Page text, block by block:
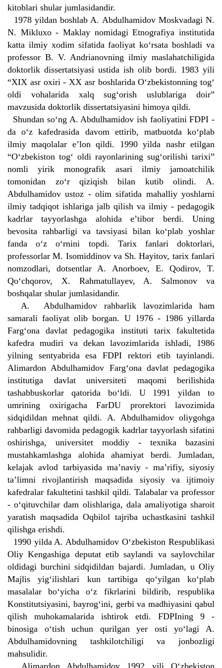
kitoblari shular jumlasidandir.
1978 yildan boshlab A. Abdulhamidov Moskvadagi N.
N. Mikluxo - Maklay nomidagi Etnografiya institutida
katta ilmiy xodim sifatida faoliyat ko‘rsata boshladi va
professor B. V. Andrianovning ilmiy maslahatchiligida
doktorlik dissertatsiyasi ustida ish olib bordi. 1983 yili
“XIX asr oxiri - XX asr boshlarida O‘zbekistonning tog‘
oldi vohalarida xalq sug‘orish uslublariga doir”
mavzusida doktorlik dissertatsiyasini himoya qildi.
Shundan so‘ng A. Abdulhamidov ish faoliyatini FDPI -
da o‘z kafedrasida davom ettirib, matbuotda ko‘plab
ilmiy maqolalar e’lon qildi. 1990 yilda nashr etilgan
“O‘zbekiston tog‘ oldi rayonlarining sug‘orilishi tarixi”
nomli yirik monografik asari ilmiy jamoatchilik
tomonidan zo‘r qiziqish bilan kutib olindi. A.
Abdulhamidov ustoz - olim sifatida mahalliy yoshlarni
ilmiy tadqiqot ishlariga jalb qilish va ilmiy - pedagogik
kadrlar tayyorlashga alohida e’tibor berdi. Uning
bevosita rahbarligi va tavsiyasi bilan ko‘plab yoshlar
fanda o‘z o‘rnini topdi. Tarix fanlari doktorlari,
professorlar M. Isomiddinov va Sh. Hayitov, tarix fanlari
nomzodlari, dotsentlar A. Anorboev, E. Qodirov, T.
Qo‘chqorov, X. Rahmatullayev, A. Salmonov va
boshqalar shular jumlasidandir.
A. Abdulhamidov rahbarlik lavozimlarida ham
samarali faoliyat olib borgan. U 1976 - 1986 yillarda
Farg‘ona davlat pedagogika instituti tarix fakultetida
kafedra mudiri va dekan lavozimlarida ishladi, 1986
yilning sentyabrida esa FDPI rektori etib tayinlandi.
Alimardon Abdulhamidov Farg‘ona davlat pedagogika
institutiga davlat universiteti maqomi berilishida
tashabbuskorlar qatorida bo‘ldi. U 1991 yildan to
umrining oxirigacha FarDU prorektori lavozimida
sidqidildan mehnat qildi. A. Abdulhamidov oliygohga
rahbarligi davomida pedagogik kadrlar tayyorlash sifatini
oshirishga, universitet moddiy - texnika bazasini
mustahkamlashga alohida ahamiyat berdi. Jumladan,
kelajak avlod tarbiyasida ma’naviy - ma’rifiy, siyosiy
ta’limni rivojlantirish maqsadida siyosiy va ijtimoiy
kafedralar fakultetini tashkil qildi. Talabalar va professor
- o‘qituvchilar dam olishlariga, dala amaliyotiga sharoit
yaratish maqsadida Oqbilol tajriba uchastkasini tashkil
qilishga erishdi.
1990 yilda A. Abdulhamidov O‘zbekiston Respublikasi
Oliy Kengashiga deputat etib saylandi va saylovchilar
oldidagi burchini sidqidildan bajardi. Jumladan, u Oliy
Majlis yig‘ilishlari kun tartibiga qo‘yilgan ko‘plab
masalalar bo‘yicha o‘z fikrlarini bildirib, respublika
Konstitutsiyasini, bayrog‘ini, gerbi va madhiyasini qabul
qilish muhokamalarida ishtirok etdi. FDPIning 9 -
binosiga o‘tish uchun qurilgan yer osti yo‘lagi A.
Abdulhamidovning tashkilotchiligi va jonbozligi
mahsulidir.
Alimardon Abdulhamidov 1992 yili O‘zbekiston